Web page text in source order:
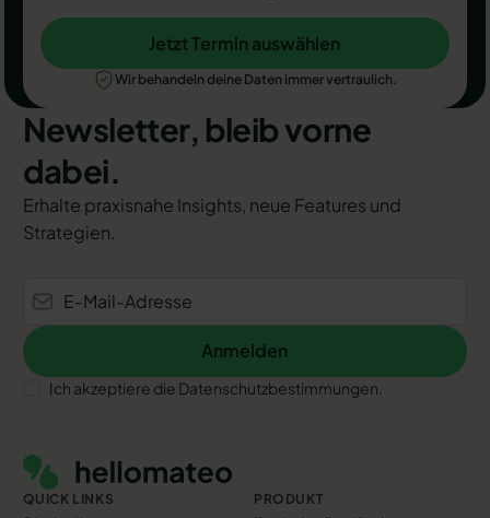
Jetzt Termin auswählen
Jetzt Termin auswählen
Wir behandeln deine Daten immer vertraulich.
Newsletter, bleib vorne
dabei.
Erhalte praxisnahe Insights, neue Features und
Strategien.
Anmelden
Anmelden
Ich akzeptiere die Datenschutzbestimmungen.
QUICK LINKS PRODUKT